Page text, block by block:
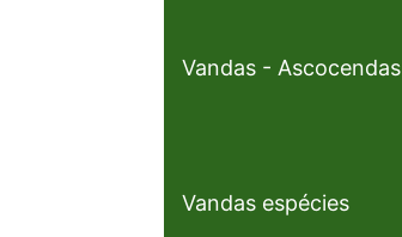
Vandas - Ascocendas
Vandas espécies